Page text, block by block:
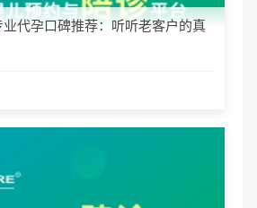
业代孕口碑推荐：听听老客户的真